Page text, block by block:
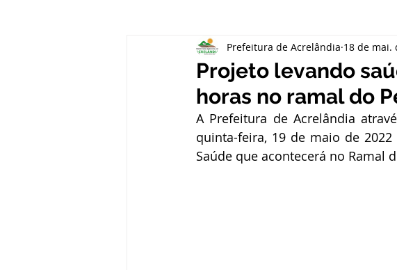
Infraestrutura e Obras Desporto Cultura e Lazer
Administração e Finanças Institucional e
Datas Comemorativas Defesa Civil
Projeto levando
horas no ramal do
Prefeitura de Acrelândia 18 de mai.
A Prefeitura de Acrelândia
quinta-feira, 19 de maio de
Saúde que acontecerá no Ramal